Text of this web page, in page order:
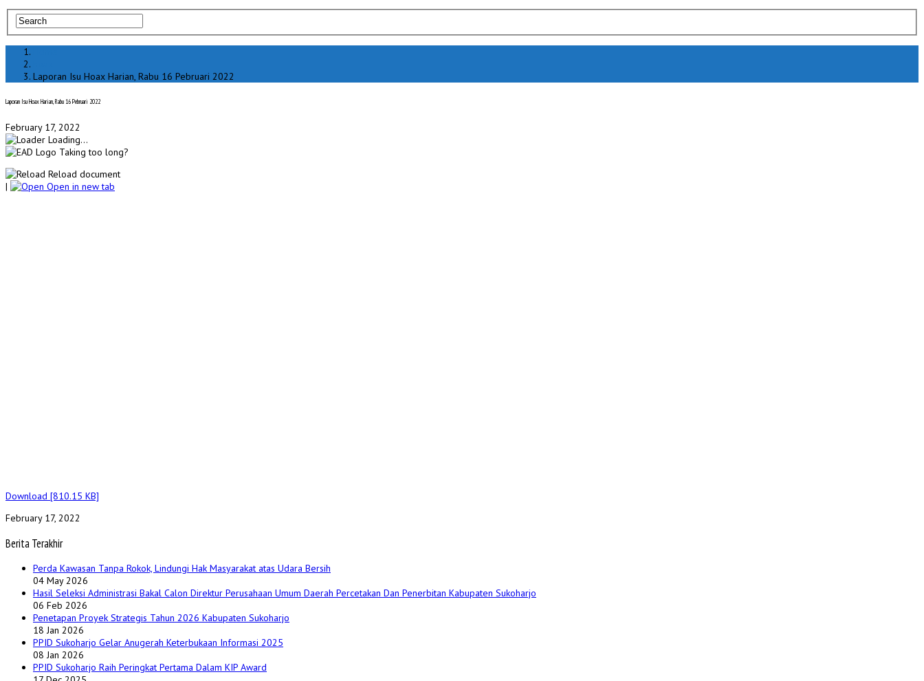
Laporan Isu Hoax Harian, Rabu 16 Pebruari 2022
Laporan Isu Hoax Harian, Rabu 16 Pebruari 2022
February 17, 2022
Loading...
Taking too long?
Reload document
|
Open in new tab
Download [810.15 KB]
February 17, 2022
Berita Terakhir
Perda Kawasan Tanpa Rokok, Lindungi Hak Masyarakat atas Udara Bersih
04 May 2026
Hasil Seleksi Administrasi Bakal Calon Direktur Perusahaan Umum Daerah Percetakan Dan Penerbitan Kabupaten Sukoharjo
06 Feb 2026
Penetapan Proyek Strategis Tahun 2026 Kabupaten Sukoharjo
18 Jan 2026
PPID Sukoharjo Gelar Anugerah Keterbukaan Informasi 2025
08 Jan 2026
PPID Sukoharjo Raih Peringkat Pertama Dalam KIP Award